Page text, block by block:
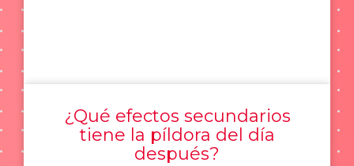
¿Qué efectos secundarios
tiene la píldora del día
después?